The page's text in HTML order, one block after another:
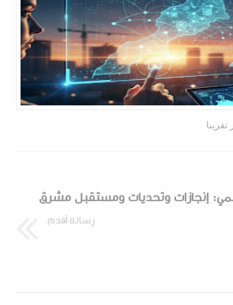
إنجازات وتحديات ومستقبل مشرق
رسالة أقدم